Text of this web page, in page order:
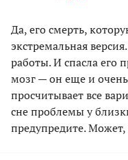
Да, его смерть,
экстремальная
работы. И спасла его
мозг — он еще и
просчитывает все
сне проблемы у
предупредите. Может,